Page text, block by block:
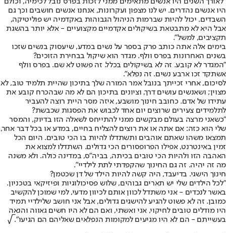
היו אנשים נהדרים. יש לנו מצפון ועקרונות, אנחנו אנשים חושבים וכך גם
השבדים. יכול להיות שברמות הניהול הגבוהות באקדמיה יש פוליטיקה,
אבל היא לא מתבטאת בשיקולים אקדמיים מקצועיים - אלא יותר בהשגת
תקציבים, למשל".
בימים אלה אתה כותב פרק בספר על נשים במדע, שיעסוק בנשים שזכו
בשנים האחרונות בפרס וולף. מגדר הוא שיקול בבחירת הזוכים?
"המגדר לא קובע. זה לא בשיקולים בכלל. זה פשוט לא שם. בפרס וולף
אשתקד זכו ארבע נשים. זה נפלא".
לסיכום, אחרי זכייתך בנובל אמר המורה שלך בתיכון שהיית תלמיד טוב, לא
מצוין; ושאנשים עושים דרך, וציונים בתיכון הם לא מה שבהכרח קובע את
עתידו של אדם. כחובב חינוך מושבע, איזה מסר היית רוצה להעביר
לתלמידים צעירים שרוצים יום אחד לכבוש את הפסגות שכבשת?
"כשאני מרצה בעולם מבקשים ממני להתייחס לשאלה הזו בדיוק, והמסר
שלי הוא כזה: אם אתה או את רוצים להצליח בחיים, במדע או בכל דבר אחר,
תמצאו משהו שאתם אוהבים ותשתדלו להיות בו הכי טובים. היום הכל
זמין באינטרנט, אפילו הפרופסורים הכי גדולים. השתדלו למצוא את
האהבה הזו ולהיות הכי טובים בכיתה, בביה"ס, במדינה כולה. ולא משנה
מה זה יהיה. זה גם החינוך שהקפדתי לתת לילדיי".
חינוך הישגי. בדיעבד, היה קשה להיות הילד של דן שכטמן?
"לכל הילדים שלי יש תארים גבוהים, שלוש פסיכולוגיות ופיזיקאי בטכניון.
באשר לנכדים - אני משתדל לכוון אותם לכיוון מדעי, למי שמוכן להקשיב
כמובן. זה לא פשוט להגיע להישגים גדולים, אבל אני חושב שלילדיי תמיד
היו מודלים טובים לחיקוי, אני ואשתי, ואם הם לא היו חשים גאווה והנאה
בעשייתם - הם לא היו מגיעים למקומות הנפלאים שאליהם הם הגיעו". √